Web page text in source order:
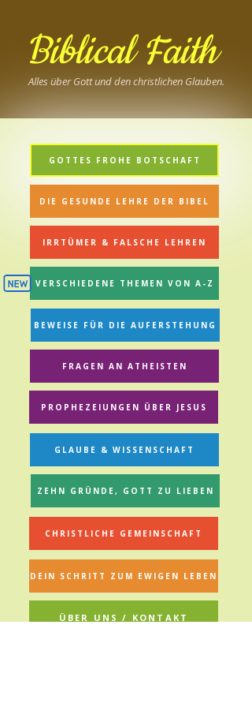
Alles über Gott und den christlichen Glauben.
Biblical Faith
GOTTES FROHE BOTSCHAFT
DIE GESUNDE LEHRE DER BIBEL
IRRTÜMER & FALSCHE LEHREN
VERSCHIEDENE THEMEN VON A-Z
BEWEISE FÜR DIE AUFERSTEHUNG
FRAGEN AN ATHEISTEN
PROPHEZEIUNGEN ÜBER JESUS
GLAUBE & WISSENSCHAFT
ZEHN GRÜNDE, GOTT ZU LIEBEN
CHRISTLICHE GEMEINSCHAFT
DEIN SCHRITT ZUM EWIGEN LEBEN
ÜBER UNS / KONTAKT